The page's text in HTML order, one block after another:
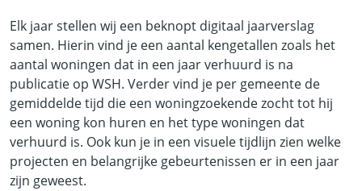
Elk jaar stellen wij een beknopt digitaal jaarverslag
samen. Hierin vind je een aantal kengetallen zoals het
aantal woningen dat in een jaar verhuurd is na
publicatie op WSH. Verder vind je per gemeente de
gemiddelde tijd die een woningzoekende zocht tot hij
een woning kon huren en het type woningen dat
verhuurd is. Ook kun je in een visuele tijdlijn zien welke
projecten en belangrijke gebeurtenissen er in een jaar
zijn geweest.